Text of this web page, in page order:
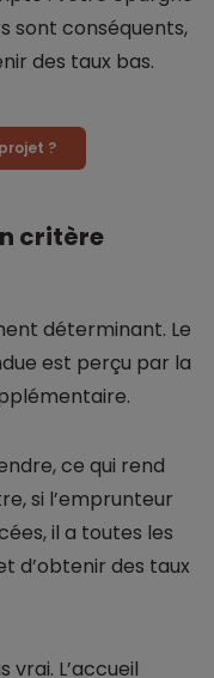
sont conséquents,
des taux bas.
?
critère
déterminant. Le
est perçu par la
ce qui rend
si l’emprunteur
il a toutes les
d’obtenir des taux
L’accueil